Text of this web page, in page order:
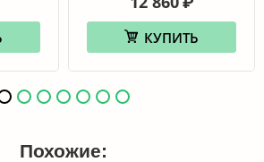
КУПИТЬ
Похожие: